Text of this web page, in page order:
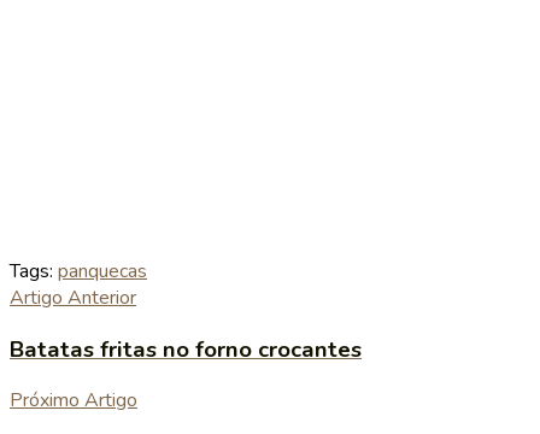
Tags: panquecas
Artigo Anterior
Batatas fritas no forno crocantes
Próximo Artigo